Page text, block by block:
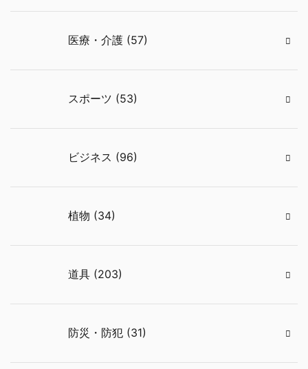
医療・介護 (57)
スポーツ (53)
ビジネス (96)
植物 (34)
道具 (203)
防災・防犯 (31)